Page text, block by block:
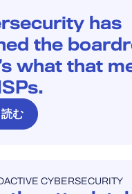
has
the
what that
読む
CYBERSECURITY